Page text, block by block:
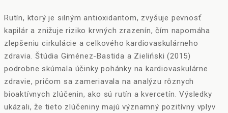
Rutín, ktorý je silným antioxidantom, zvyšuje pevnosť
kapilár a znižuje riziko krvných zrazenín, čím napomáha
zlepšeniu cirkulácie a celkového kardiovaskulárneho
zdravia. Štúdia Giménez-Bastida a Zieliński (2015)
podrobne skúmala účinky pohánky na kardiovaskulárne
zdravie, pričom sa zameriavala na analýzu rôznych
bioaktívnych zlúčenin, ako sú rutín a kvercetín. Výsledky
ukázali, že tieto zlúčeniny majú významný pozitívny vplyv